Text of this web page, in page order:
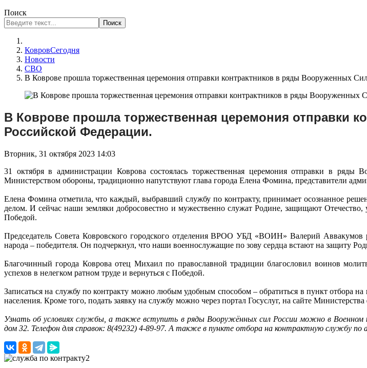
Поиск
Поиск
КовровСегодня
Новости
СВО
В Коврове прошла торжественная церемония отправки контрактников в ряды Вооруженных
В Коврове прошла торжественная церемония отправки
Российской Федерации.
Вторник, 31 октября 2023 14:03
31 октября в администрации Коврова состоялась торжественная церемония отправки в
Министерством обороны, традиционно напутствуют глава города Елена Фомина, представители
Елена Фомина отметила, что каждый, выбравший службу по контракту, принимает осознанное
делом. И сейчас наши земляки добросовестно и мужественно служат Родине, защищают
Победой.
Председатель Совета Ковровского городского отделения ВРОО УБД «ВОИН» Валерий Аввакумов
народа – победителя. Он подчеркнул, что наши военнослужащие по зову сердца встают на защиту
Благочинный города Коврова отец Михаил по православной традиции благословил воинов
успехов в нелегком ратном труде и вернуться с Победой.
Записаться на службу по контракту можно любым удобным способом – обратиться в пункт отбора
населения. Кроме того, подать заявку на службу можно через портал Госуслуг, на сайте
Узнать об условиях службы, а также вступить в ряды Вооружённых сил России можно в Военном
дом 32. Телефон для справок: 8(49232) 4-89-97. А также в пункте отбора на контрактную службу по